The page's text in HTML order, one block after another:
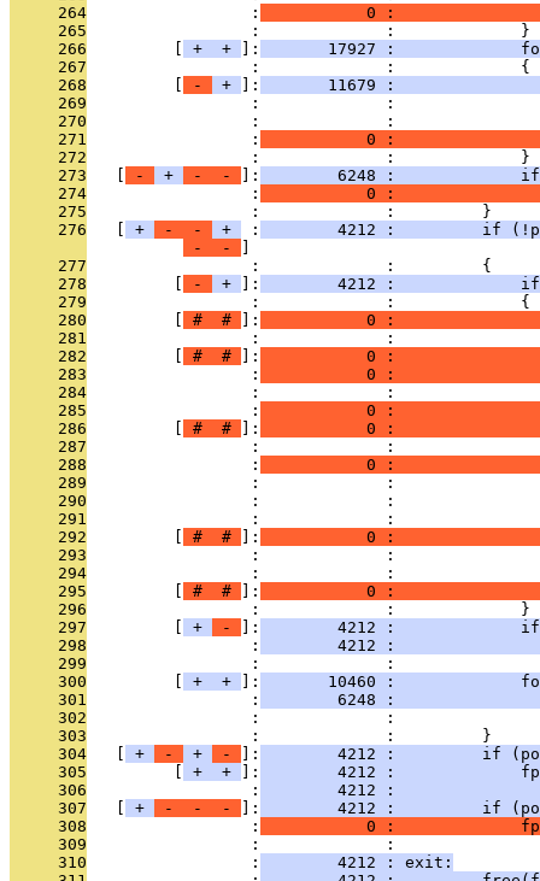
     264
                 :
0 :
     265
                 :             :             }
     266
+ + ]:
17927 :
     267
                 :             :             {
     268
- + ]:
11679 :
     269
:             :
     270
:             :
     271
                 :
0 :
     272
                 :             :             }
     273
- + - - ]:
6248 :
     274
                 :
0 :
     275
                 :             :         }
     276
+ - - + :
4212 :         if
-
-
     277
                 :             :         {
     278
- + ]:
4212 :
     279
                 :             :             {
     280
# # ]:
0 :
     281
:             :
     282
# # ]:
0 :
     283
                 :
0 :
     284
:             :
     285
                 :
0 :
     286
# # ]:
0 :
     287
:             :
     288
                 :
0 :
     289
:             :
     290
:             :
     291
:             :
     292
# # ]:
0 :
     293
:             :
     294
:             :
     295
# # ]:
0 :
     296
                 :             :             }
     297
+ - ]:
4212 :
     298
                 :
4212 :
     299
:             :
     300
+ + ]:
10460 :
     301
                 :
6248 :
     302
:             :
     303
                 :             :         }
     304
+ - + - ]:
4212 :         if
     305
+ + ]:
4212 :
     306
                 :
4212 :
     307
+ - - - ]:
4212 :         if
     308
                 :
0 :
     309
                 :             :
     310
                 :
        4212 : exit: